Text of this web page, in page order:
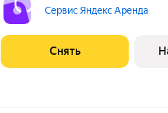
Посудомоечная машина Кондиционер Микроволновка Дом -
кирпичный. Во
Сервис Яндекс Аренда
Снять